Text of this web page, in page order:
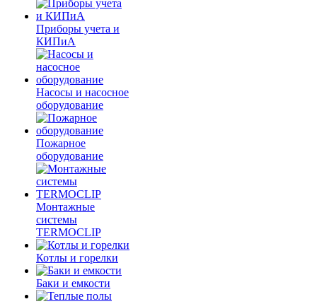
Приборы учета и
КИПиА
Насосы и насосное
оборудование
Пожарное
оборудование
Монтажные
системы
TERMOCLIP
Котлы и горелки
Баки и емкости